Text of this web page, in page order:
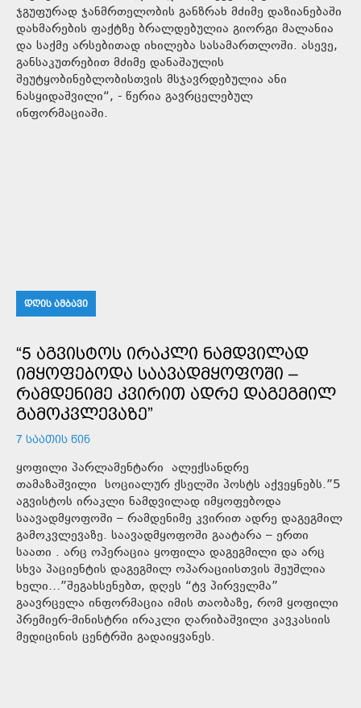
ჯგუფურად ჯანმრთელობის განზრახ მძიმე დაზიანებაში
დახმარების ფაქტზე ბრალდებულია გიორგი მალანია
და საქმე არსებითად იხილება სასამართლოში. ასევე,
განსაკუთრებით მძიმე დანაშაულის
შეუტყობინებლობისთვის მსჯავრდებულია ანი
ნასყიდაშვილი“, - წერია გავრცელებულ
ინფორმაციაში.
ᲓᲦᲘᲡ ᲐᲛᲑᲐᲕᲘ
“5 ᲐᲒᲕᲘᲡᲢᲝᲡ ᲘᲠᲐᲙᲚᲘ ᲜᲐᲛᲓᲕᲘᲚᲐᲓ
ᲘᲛᲧᲝᲤᲔᲑᲝᲓᲐ ᲡᲐᲐᲕᲐᲓᲛᲧᲝᲤᲝᲨᲘ –
ᲠᲐᲛᲓᲔᲜᲘᲛᲔ ᲙᲕᲘᲠᲘᲗ ᲐᲓᲠᲔ ᲓᲐᲒᲔᲒᲛᲘᲚ
ᲒᲐᲛᲝᲙᲕᲚᲔᲕᲐᲖᲔ”
7 ᲡᲐᲐᲗᲘᲡ ᲬᲘᲜ
ყოფილი პარლამენტარი ალექსანდრე
თამაზაშვილი სოციალურ ქსელში პოსტს აქვეყნებს.”5
აგვისტოს ირაკლი ნამდვილად იმყოფებოდა
საავადმყოფოში – რამდენიმე კვირით ადრე დაგეგმილ
გამოკვლევაზე. საავადმყოფოში გაატარა – ერთი
საათი . არც ოპერაცია ყოფილა დაგეგმილი და არც
სხვა პაციენტის დაგეგმილ ოპარაციისთვის შეუშლია
ხელი…”შეგახსენებთ, დღეს “ტვ პირველმა”
გაავრცელა ინფორმაცია იმის თაობაზე, რომ ყოფილი
პრემიერ-მინისტრი ირაკლი ღარიბაშვილი კავკასიის
მედიცინის ცენტრში გადაიყვანეს.